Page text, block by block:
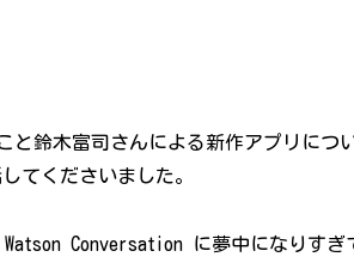
と鈴木富司さんによる新作アプリにつ
てくださいました。
Watson Conversation に夢中になりす